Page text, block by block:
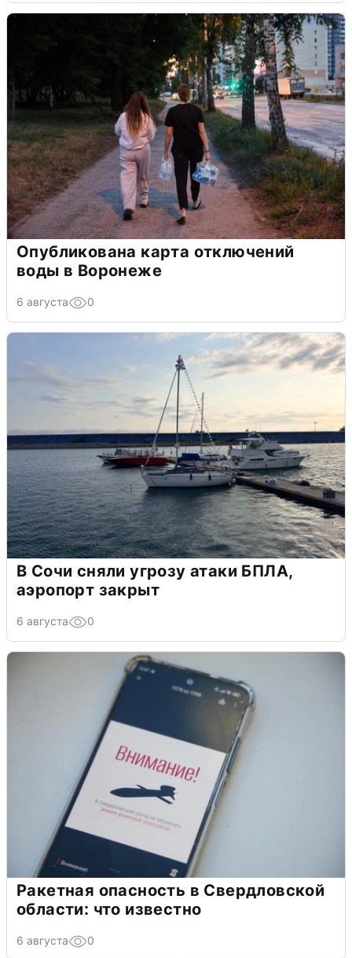
Опубликована карта отключений
воды в Воронеже
6 августа 0
В Сочи сняли угрозу атаки БПЛА,
аэропорт закрыт
6 августа 0
Ракетная опасность в Свердловской
области: что известно
6 августа 0